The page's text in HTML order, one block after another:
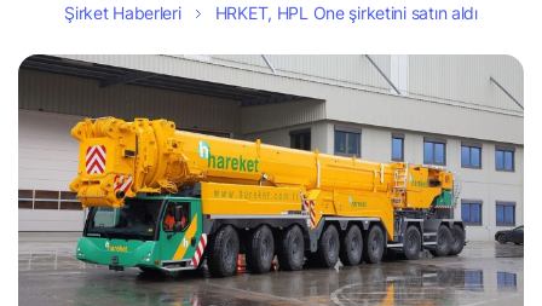
Şirket Haberleri
HRKET, HPL One şirketini satın aldı